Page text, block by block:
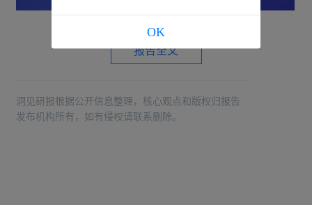
报告全文
洞见研报根据公开信息整理，核心观点和版权归报告
发布机构所有，如有侵权请联系删除。
OK